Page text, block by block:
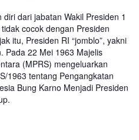
dari jabatan Wakil Presiden 1
cocok dengan Presiden
itu, Presiden RI “jomblo”, yakni
Pada 22 Mei 1963 Majelis
(MPRS) mengeluarkan
1963 tentang Pengangkatan
Bung Karno Menjadi Presiden